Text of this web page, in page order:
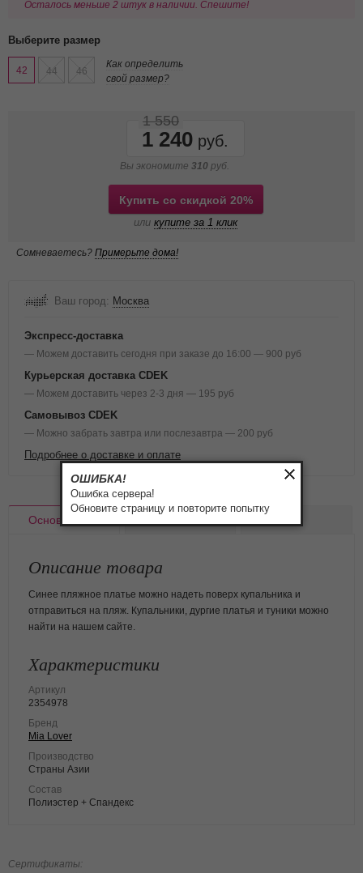
Осталось меньше 2 штук в наличии. Спешите!
Выберите размер
42 44 46
Как определить
свой размер?
1 240
1 550
Вы экономите 310 руб.
Купить со скидкой 20%
или купите за 1 клик
Сомневаетесь? Примерьте дома!
Ваш город: Москва
Экспресс-доставка
— Можем доставить сегодня при заказе до 16:00 — 900 руб
Курьерская доставка CDEK
— Можем доставить через 2-3 дня — 195 руб
Самовывоз CDEK
— Можно забрать завтра или послезавтра — 200 руб
Подробнее о доставке и оплате
Основное
Описание товара
Синее пляжное платье можно надеть поверх купальника и
отправиться на пляж. Купальники, дургие платья и туники можно
найти на нашем сайте.
Характеристики
Артикул
2354978
Бренд
Mia Lover
Производство
Страны Азии
Состав
Полиэстер + Спандекс
Сертификаты:
ОШИБКА!
Ошибка сервера!
Обновите страницу и повторите попытку